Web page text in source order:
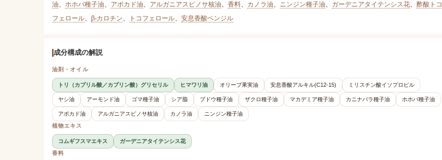
油、 ホホバ種子油、 アボカド油、 アルガニアスピノサ核油、 香料、 カノラ油、 ニンジン種子油、 ガーデニアタイテンシス花、 酢酸トコ
フェロール、 β-カロチン、 トコフェロール、 安息香酸ベンジル
成分構成の解説
油剤・オイル
トリ（カプリル酸／カプリン酸）グリセリル ヒマワリ油 オリーブ果実油 安息香酸アルキル(C12-15) ミリスチン酸イソプロピル
ヤシ油 アーモンド油 ゴマ種子油 シア脂 ブドウ種子油 ザクロ種子油 マカデミア種子油 カニナバラ種子油 ホホバ種子油
アボカド油 アルガニアスピノサ核油 カノラ油
ニンジン種子油
植物エキス
コムギフスマエキス
ガーデニアタイテンシス花
香料